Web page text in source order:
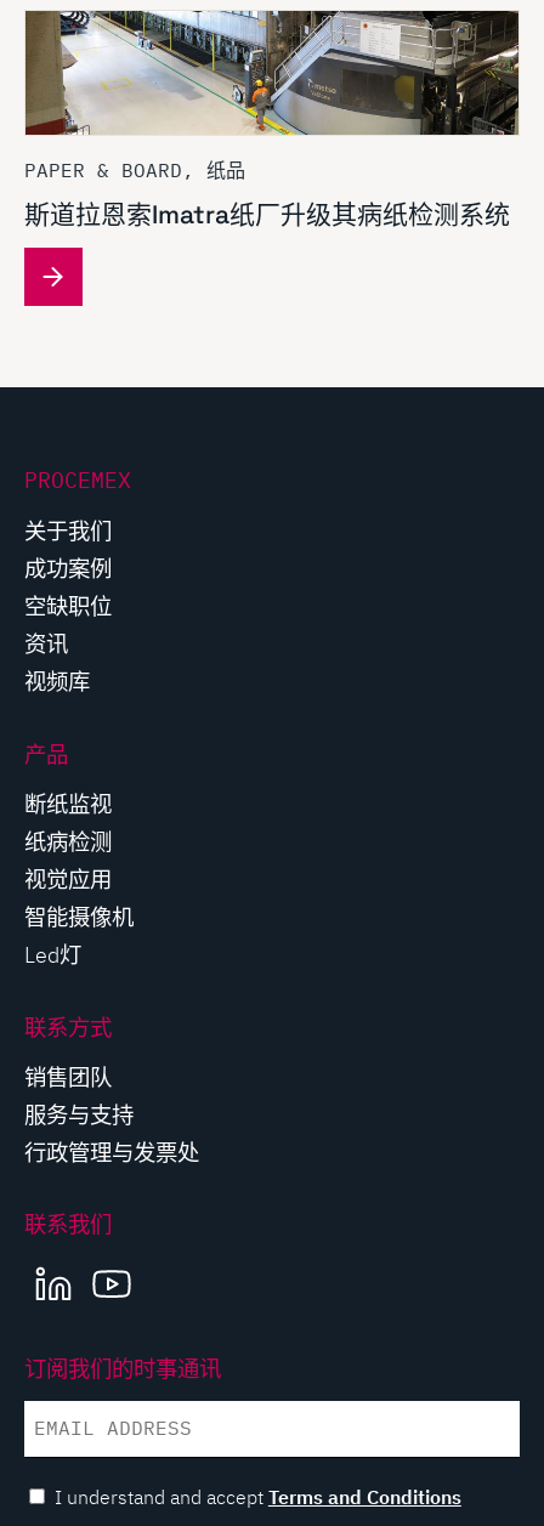
PAPER & BOARD, 纸品
斯道拉恩索Imatra纸厂升级其病纸检测系统
PROCEMEX
关于我们
成功案例
空缺职位
资讯
视频库
产品
断纸监视
纸病检测
视觉应用
智能摄像机
Led灯
联系方式
销售团队
服务与支持
行政管理与发票处
联系我们
LINKEDINYOUTUBE
订阅我们的时事通讯
I understand and acceptTerms and Conditions